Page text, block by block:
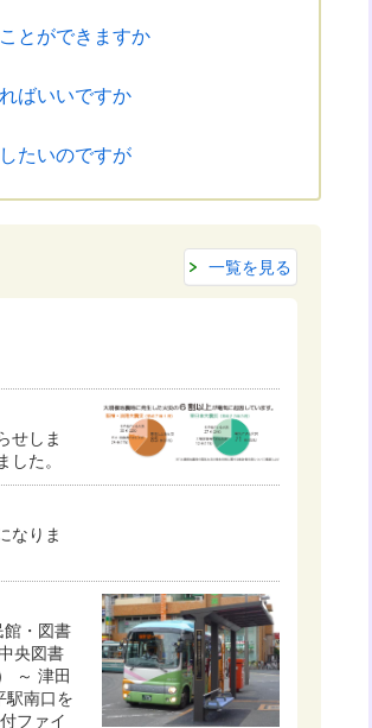
とができますか
ばいいですか
たいのですが
一覧を見る
せしま
た。
なりま
館・図書
央図書
～ 津田
駅南口を
ファイ